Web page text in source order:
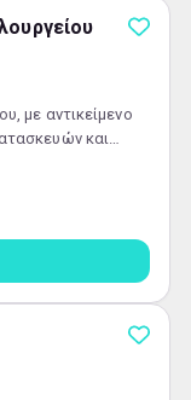
με αντικείμενο
και
εργαστήριο
κουζινών
καθώς